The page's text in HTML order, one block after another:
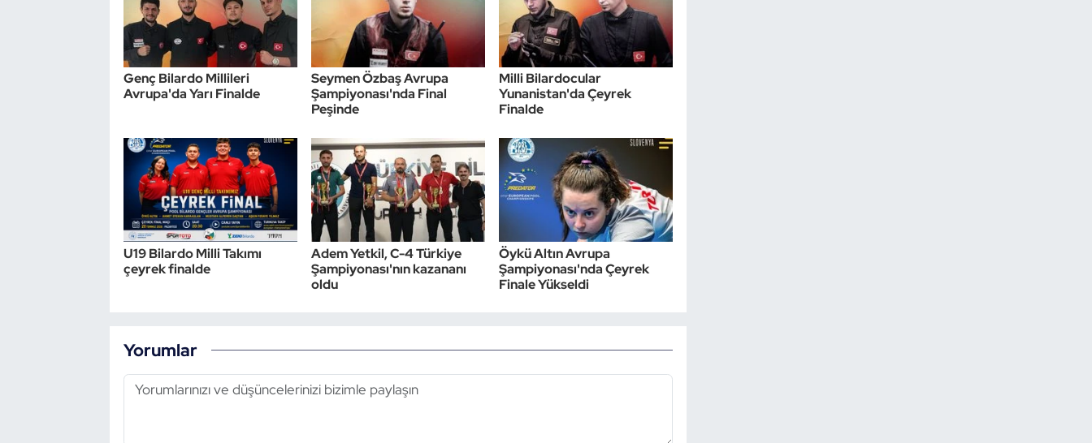
Genç Bilardo Millileri
Avrupa'da Yarı Finalde
Seymen Özbaş Avrupa
Şampiyonası'nda Final
Peşinde
Milli Bilardocular
Yunanistan'da Çeyrek
Finalde
U19 Bilardo Milli Takımı
çeyrek finalde
Adem Yetkil, C-4 Türkiye
Şampiyonası'nın kazananı
oldu
Öykü Altın Avrupa
Şampiyonası'nda Çeyrek
Finale Yükseldi
Yorumlar